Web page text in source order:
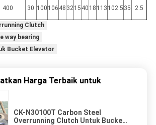
400 30 100 106 48 3215 40 18 113 102.5 35 2.5
Clutch
way bearing
Bucket Elevator
Harga Terbaik untuk
CK-N30100T Carbon Steel
Overrunning Clutch Untuk Bucket